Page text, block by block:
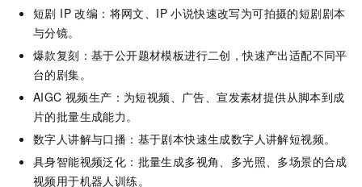
短剧 IP 改编：将网文、IP 小说快速改写为可拍摄的短剧剧本
与分镜。
爆款复刻：基于公开题材模板进行二创，快速产出适配不同平
台的剧集。
AIGC 视频生产：为短视频、广告、宣发素材提供从脚本到成
片的批量生成能力。
数字人讲解与口播：基于剧本快速生成数字人讲解短视频。
具身智能视频泛化：批量生成多视角、多光照、多场景的合成
视频用于机器人训练。